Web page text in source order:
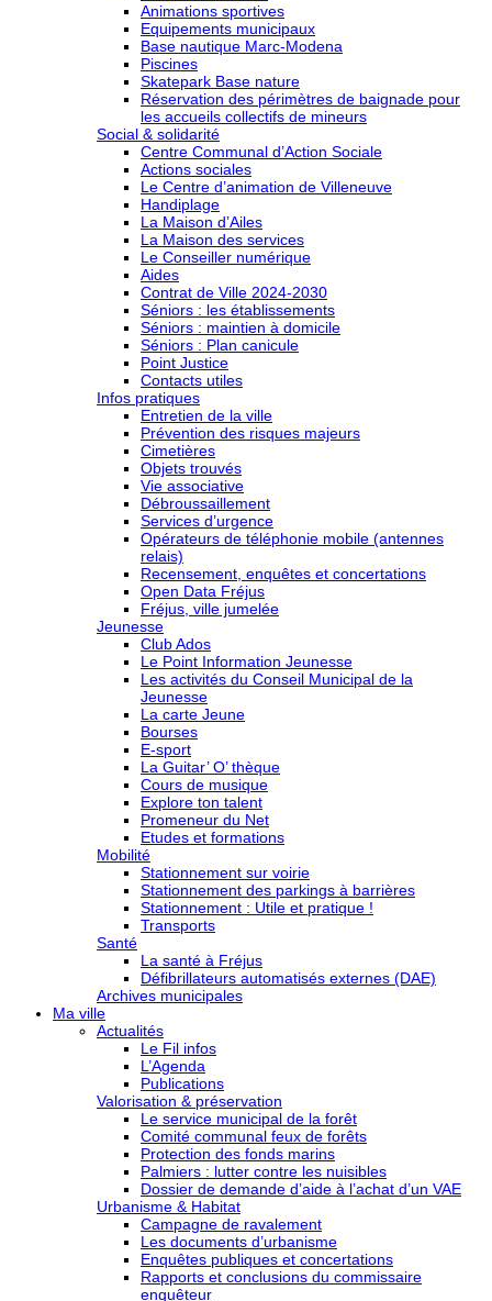
Animations sportives
Equipements municipaux
Base nautique Marc-Modena
Piscines
Skatepark Base nature
Réservation des périmètres de baignade pour
les accueils collectifs de mineurs
Social & solidarité
Centre Communal d’Action Sociale
Actions sociales
Le Centre d’animation de Villeneuve
Handiplage
La Maison d’Ailes
La Maison des services
Le Conseiller numérique
Aides
Contrat de Ville 2024-2030
Séniors : les établissements
Séniors : maintien à domicile
Séniors : Plan canicule
Point Justice
Contacts utiles
Infos pratiques
Entretien de la ville
Prévention des risques majeurs
Cimetières
Objets trouvés
Vie associative
Débroussaillement
Services d’urgence
Opérateurs de téléphonie mobile (antennes
relais)
Recensement, enquêtes et concertations
Open Data Fréjus
Fréjus, ville jumelée
Jeunesse
Club Ados
Le Point Information Jeunesse
Les activités du Conseil Municipal de la
Jeunesse
La carte Jeune
Bourses
E-sport
La Guitar’ O’ thèque
Cours de musique
Explore ton talent
Promeneur du Net
Etudes et formations
Mobilité
Stationnement sur voirie
Stationnement des parkings à barrières
Stationnement : Utile et pratique !
Transports
Santé
La santé à Fréjus
Défibrillateurs automatisés externes (DAE)
Archives municipales
Ma ville
Actualités
Le Fil infos
L’Agenda
Publications
Valorisation & préservation
Le service municipal de la forêt
Comité communal feux de forêts
Protection des fonds marins
Palmiers : lutter contre les nuisibles
Dossier de demande d’aide à l’achat d’un VAE
Urbanisme & Habitat
Campagne de ravalement
Les documents d’urbanisme
Enquêtes publiques et concertations
Rapports et conclusions du commissaire
enquêteur